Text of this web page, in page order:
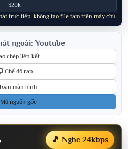
320k
trực tiếp, không tạo file tạm trên máy chủ.
ngoài: Youtube
chép liên kết
Chế độ rạp
màn hình
nguồn gốc
🎵 Nghe 24kbps